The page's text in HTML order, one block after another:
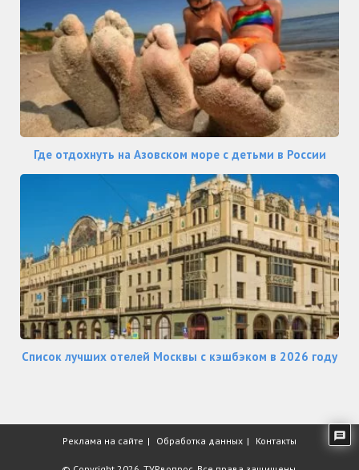
Где отдохнуть на Азовском море с детьми в России
Список лучших отелей Москвы с кэшбэком в 2026 году
Реклама на сайте Обработка данных Контакты